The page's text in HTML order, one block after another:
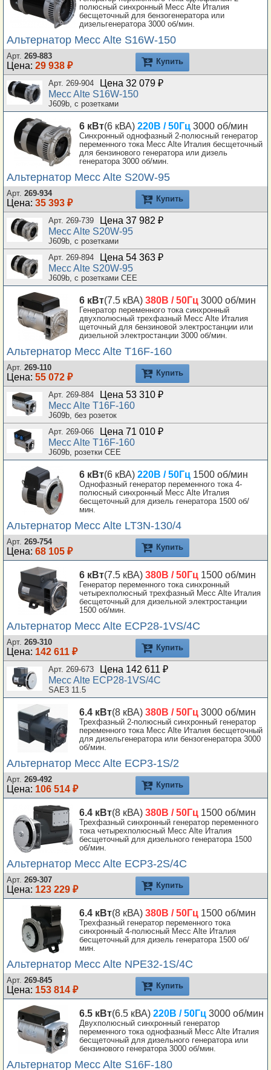
полюсный синхронный Mecc Alte Италия
бесщеточный для бензогенератора или
дизельгенератора 3000 об/мин.
Альтернатор Mecc Alte S16W-150
Арт. 269-883
Цена: 29 938 ₽ Купить
Арт. 269-904
Цена 32 079 ₽
Mecc Alte S16W-150
J609b, с розетками
6 кВт(6 кВА) 220В / 50Гц 3000 об/мин
Синхронный однофазный 2-полюсный генератор
переменного тока Mecc Alte Италия бесщеточный
для бензинового генератора или дизель
генератора 3000 об/мин.
Альтернатор Mecc Alte S20W-95
Арт. 269-934
Цена: 35 393 ₽ Купить
Арт. 269-739
Цена 37 982 ₽
Mecc Alte S20W-95
J609b, с розетками
Арт. 269-894
Цена 54 363 ₽
Mecc Alte S20W-95
J609b, с розетками CEE
6 кВт(7.5 кВА) 380В / 50Гц 3000 об/мин
Генератор переменного тока синхронный
двухполюсный трехфазный Mecc Alte Италия
щеточный для бензиновой электростанции или
дизельной электростанции 3000 об/мин.
Альтернатор Mecc Alte T16F-160
Арт. 269-110
Цена: 55 072 ₽ Купить
Арт. 269-884
Цена 53 310 ₽
Mecc Alte T16F-160
J609b, без розеток
Арт. 269-066
Цена 71 010 ₽
Mecc Alte T16F-160
J609b, розетки CEE
6 кВт(6 кВА) 220В / 50Гц 1500 об/мин
Однофазный генератор переменного тока 4-
полюсный синхронный Mecc Alte Италия
бесщеточный для дизель генератора 1500 об/
мин.
Альтернатор Mecc Alte LT3N-130/4
Арт. 269-754
Цена: 68 105 ₽ Купить
6 кВт(7.5 кВА) 380В / 50Гц 1500 об/мин
Генератор переменного тока синхронный
четырехполюсный трехфазный Mecc Alte Италия
бесщеточный для дизельной электростанции
1500 об/мин.
Альтернатор Mecc Alte ECP28-1VS/4C
Арт. 269-310
Цена: 142 611 ₽ Купить
Арт. 269-673
Цена 142 611 ₽
Mecc Alte ECP28-1VS/4C
SAE3 11.5
6.4 кВт(8 кВА) 380В / 50Гц 3000 об/мин
Трехфазный 2-полюсный синхронный генератор
переменного тока Mecc Alte Италия бесщеточный
для дизельгенератора или бензогенератора 3000
об/мин.
Альтернатор Mecc Alte ECP3-1S/2
Арт. 269-492
Цена: 106 514 ₽ Купить
6.4 кВт(8 кВА) 380В / 50Гц 1500 об/мин
Трехфазный синхронный генератор переменного
тока четырехполюсный Mecc Alte Италия
бесщеточный для дизельного генератора 1500
об/мин.
Альтернатор Mecc Alte ECP3-2S/4C
Арт. 269-307
Цена: 123 229 ₽ Купить
6.4 кВт(8 кВА) 380В / 50Гц 1500 об/мин
Трехфазный генератор переменного тока
синхронный 4-полюсный Mecc Alte Италия
бесщеточный для дизель генератора 1500 об/
мин.
Альтернатор Mecc Alte NPE32-1S/4C
Арт. 269-845
Цена: 153 814 ₽ Купить
6.5 кВт(6.5 кВА) 220В / 50Гц 3000 об/мин
Двухполюсный синхронный генератор
переменного тока однофазный Mecc Alte Италия
бесщеточный для дизельного генератора или
бензинового генератора 3000 об/мин.
Альтернатор Mecc Alte S16F-180